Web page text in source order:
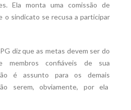
Ela monta uma comissão de
o sindicato se recusa a participar
diz que as metas devem ser do
membros confiáveis de sua
é assunto para os demais
serem, obviamente, por ela